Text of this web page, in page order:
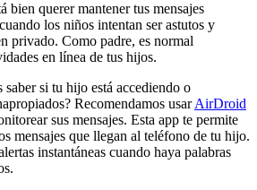
bien querer mantener tus mensajes
los niños intentan ser astutos y
privado. Como padre, es normal
en línea de tus hijos.
saber si tu hijo está accediendo o
Recomendamos usarAirDroid
sus mensajes. Esta app te permite
mensajes que llegan al teléfono de tu hijo.
instantáneas cuando haya palabras